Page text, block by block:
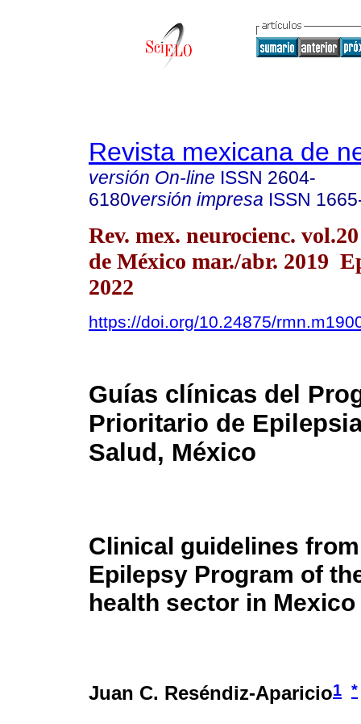
Revista mexicana de
versión On-line ISSN 2604-
6180versión impresa ISSN
Rev. mex. neurocienc.
de México mar./abr. 2019
2022
https://doi.org/10.24875/
Guías clínicas del
Prioritario de
Salud, México
Clinical guidelines
Epilepsy Program of
health sector in Mexico
Juan C. Reséndiz-Aparicio1 *